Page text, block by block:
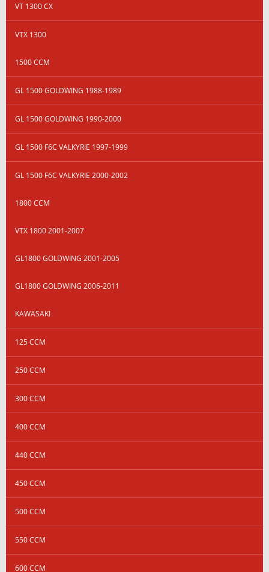
VT 1300 CX
VTX 1300
1500 CCM
GL 1500 GOLDWING 1988-1989
GL 1500 GOLDWING 1990-2000
GL 1500 F6C VALKYRIE 1997-1999
GL 1500 F6C VALKYRIE 2000-2002
1800 CCM
VTX 1800 2001-2007
GL1800 GOLDWING 2001-2005
GL1800 GOLDWING 2006-2011
KAWASAKI
125 CCM
250 CCM
300 CCM
400 CCM
440 CCM
450 CCM
500 CCM
550 CCM
600 CCM